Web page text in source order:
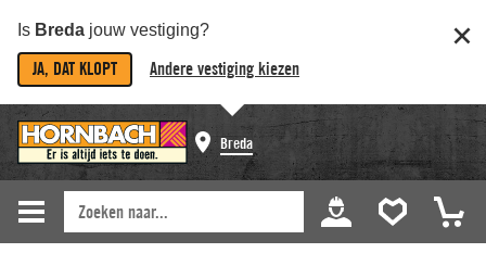
Is Breda jouw vestiging?
JA, DAT KLOPT Andere vestiging kiezen
Breda